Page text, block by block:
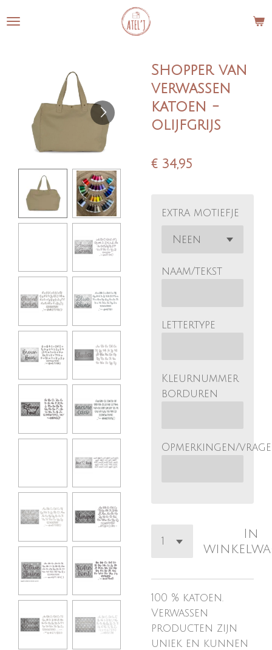
direct
hoofdinhoud
Shopper van
verwassen
katoen -
olijfgrijs
€ 34,95
extra motiefje
naam/tekst
lettertype
Kleurnummer
borduren
Opmerkingen/
In
100 % katoen.
Verwassen
producten zijn
uniek en kunnen